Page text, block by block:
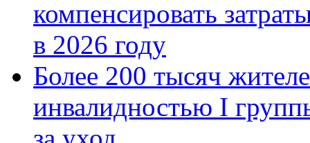
компенсировать
в 2026 году
Более 200 тысяч
инвалидностью I